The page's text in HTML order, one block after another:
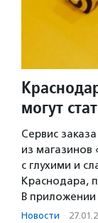
могут
Сервис
из магазинов
с глухими и
Краснодара,
В
Новости ·